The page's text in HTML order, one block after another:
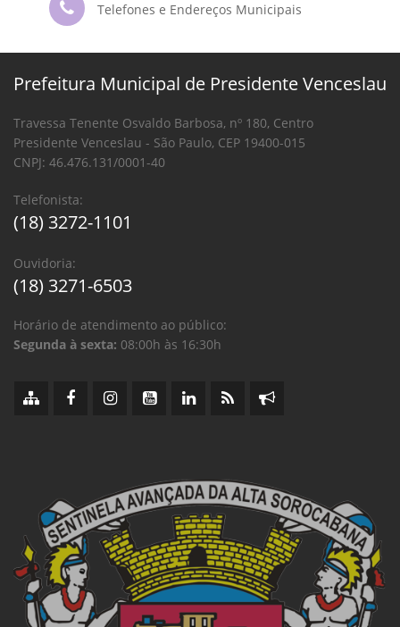
Telefones e Endereços Municipais
Prefeitura Municipal de Presidente Venceslau
Travessa Tenente Osvaldo Barbosa, nº 180, Centro
Presidente Venceslau - São Paulo, CEP 19400-015
CNPJ: 46.476.131/0001-40
Telefonista:
(18) 3272-1101
Ouvidoria:
(18) 3271-6503
Horário de atendimento ao público:
Segunda à sexta: 08:00h às 16:30h